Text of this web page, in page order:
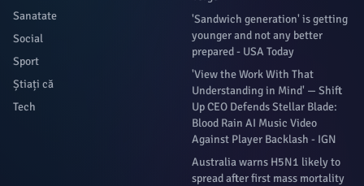
Sanatate
Social
Sport
Știați că
Tech
'Sandwich generation' is getting
younger and not any better
prepared - USA Today
'View the Work With That
Understanding in Mind' — Shift
Up CEO Defends Stellar Blade:
Blood Rain AI Music Video
Against Player Backlash - IGN
Australia warns H5N1 likely to
spread after first mass mortality